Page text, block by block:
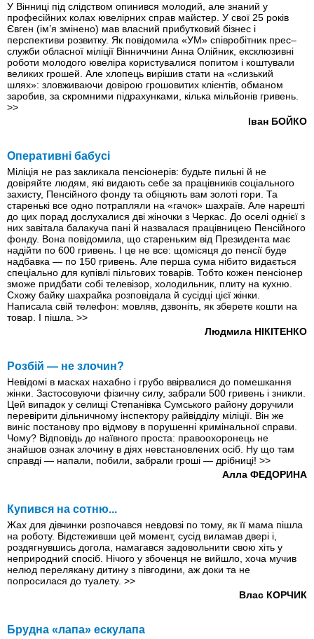
У Вінниці під слідством опинився молодий, але знаний у
професійних колах ювелірних справ майстер. У свої 25 років
Євген (ім’я змінено) мав власний прибутковий бізнес і
перспективи розвитку. Як повідомила «УМ» співробітник прес–
служби обласної міліції Вінниччини Анна Олійник, ексклюзивні
роботи молодого ювеліра користувалися попитом і коштували
великих грошей. Але хлопець вирішив стати на «слизький
шлях»: зловживаючи довірою грошовитих клієнтів, обманом
заробив, за скромними підрахунками, кілька мільйонів гривень.
>>
Іван БОЙКО
Оперативні бабусі
Міліція не раз закликала пенсіонерів: будьте пильні й не
довіряйте людям, які видають себе за працівників соціального
захисту, Пенсійного фонду та обіцяють вам золоті гори. Та
старенькі все одно потрапляли на «гачок» шахраїв. Але нарешті
до цих порад дослухалися дві жіночки з Черкас. До оселі однієї з
них завітала балакуча пані й назвалася працівницею Пенсійного
фонду. Вона повідомила, що стареньким від Президента має
надійти по 600 гривень. І це не все: щомісяця до пенсії буде
надбавка — по 150 гривень. Але перша сума нібито видається
спеціально для купівлі пільгових товарів. Тобто кожен пенсіонер
зможе придбати собі телевізор, холодильник, плиту на кухню.
Схожу байку шахрайка розповідала й сусідці цієї жінки.
Написала свій телефон: мовляв, дзвоніть, як зберете кошти на
товар. І пішла. >>
Людмила НІКІТЕНКО
Розбій — не злочин?
Невідомі в масках нахабно i грубо ввірвалися до помешкання
жінки. Застосовуючи фізичну силу, забрали 500 гривень і зникли.
Цей випадок у селищі Степанівка Сумського району доручили
перевірити дільничному інспектору райвідділу міліції. Він же
виніс постанову про відмову в порушенні кримінальної справи.
Чому? Відповідь до наївного проста: правоохоронець не
знайшов ознак злочину в діях невстановлених осіб. Ну що там
справді — напали, побили, забрали гроші — дрібниці! >>
Алла ФЕДОРИНА
Купився на сотню...
Жах для дівчинки розпочався невдовзі по тому, як її мама пішла
на роботу. Відстеживши цей момент, сусід виламав двері і,
роздягнувшись догола, намагався задовольнити свою хіть у
неприродний спосіб. Нічого у збоченця не вийшло, хоча мучив
нелюд перелякану дитину з півгодини, аж доки та не
попросилася до туалету. >>
Влас КОРЧИК
Брудна «лапа» ескулапа